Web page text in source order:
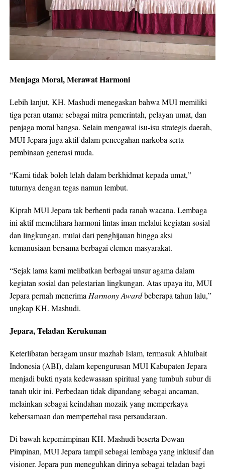
Menjaga Moral, Merawat Harmoni
Lebih lanjut, KH. Mashudi menegaskan bahwa MUI memiliki
tiga peran utama: sebagai mitra pemerintah, pelayan umat, dan
penjaga moral bangsa. Selain mengawal isu-isu strategis daerah,
MUI Jepara juga aktif dalam pencegahan narkoba serta
pembinaan generasi muda.
“Kami tidak boleh lelah dalam berkhidmat kepada umat,”
tuturnya dengan tegas namun lembut.
Kiprah MUI Jepara tak berhenti pada ranah wacana. Lembaga
ini aktif memelihara harmoni lintas iman melalui kegiatan sosial
dan lingkungan, mulai dari penghijauan hingga aksi
kemanusiaan bersama berbagai elemen masyarakat.
“Sejak lama kami melibatkan berbagai unsur agama dalam
kegiatan sosial dan pelestarian lingkungan. Atas upaya itu, MUI
Jepara pernah menerima Harmony Awardbeberapa tahun lalu,”
ungkap KH. Mashudi.
Jepara, Teladan Kerukunan
Keterlibatan beragam unsur mazhab Islam, termasuk Ahlulbait
Indonesia (ABI), dalam kepengurusan MUI Kabupaten Jepara
menjadi bukti nyata kedewasaan spiritual yang tumbuh subur di
tanah ukir ini. Perbedaan tidak dipandang sebagai ancaman,
melainkan sebagai keindahan mozaik yang memperkaya
kebersamaan dan mempertebal rasa persaudaraan.
Di bawah kepemimpinan KH. Mashudi beserta Dewan
Pimpinan, MUI Jepara tampil sebagai lembaga yang inklusif dan
visioner. Jepara pun meneguhkan dirinya sebagai teladan bagi